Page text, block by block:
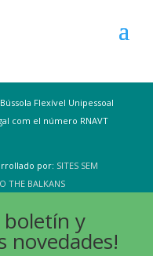
Flexível Unipessoal
com el número RNAVT
por: SITES SEM
THE BALKANS
boletín y
novedades!